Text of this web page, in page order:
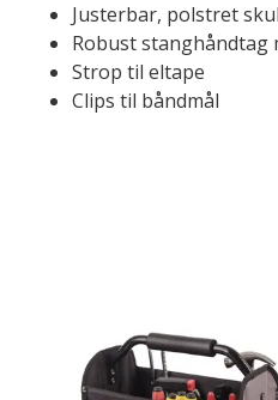
Justerbar, polstret
Robust stanghåndtag
Strop til eltape
Clips til båndmål